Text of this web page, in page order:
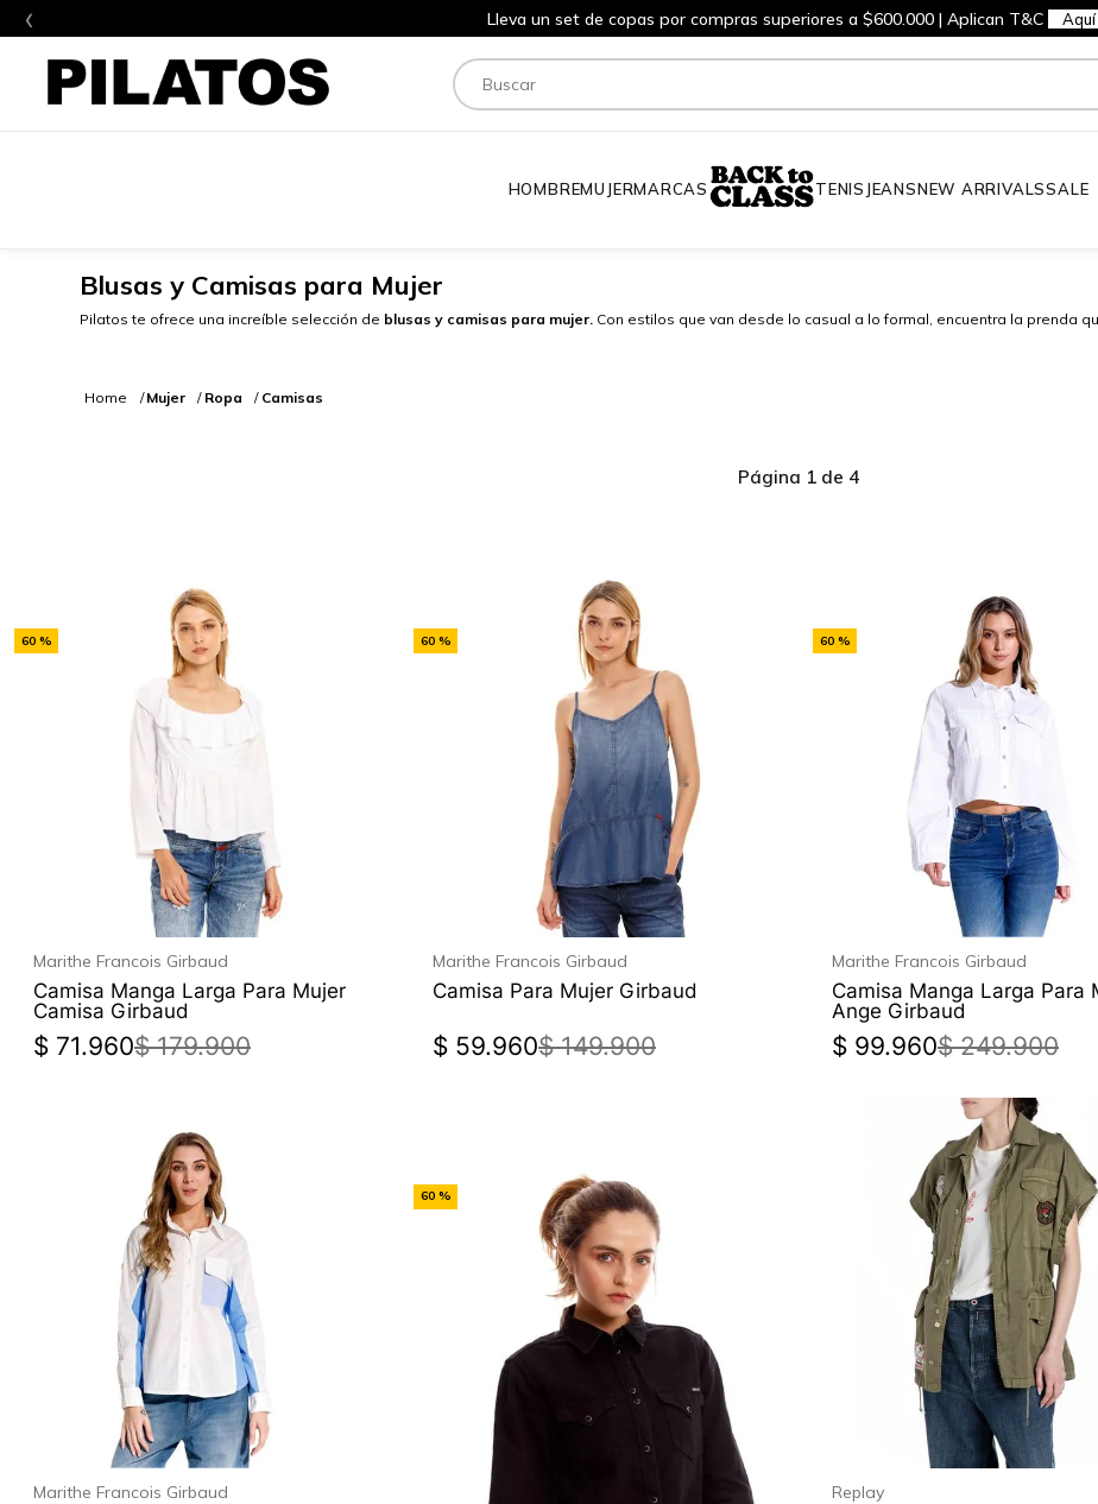
‹ Lleva un set de copas por compras superiores a $600.000 | Aplican T&C Aquí
Buscar
HOMBREMUJERMARCAS TENIS JEANSNEW ARRIVALSSALE
Blusas y Camisas para Mujer
Pilatos te ofrece una increíble selección de blusas y camisas para mujer. Con estilos que van desde lo casual a lo formal, encuentra la prenda
Mujer Ropa Camisas
Página 1 de 4
60 %
Marithe Francois Girbaud
Camisa Manga Larga Para Mujer
Camisa Girbaud
$ 71.960$ 179.900
60 %
Marithe Francois Girbaud
Camisa Para Mujer Girbaud
$ 59.960$ 149.900
60 %
Marithe Francois Girbaud
Camisa Manga Larga Para
Ange Girbaud
$ 99.960$ 249.900
Marithe Francois Girbaud
60 %
Replay